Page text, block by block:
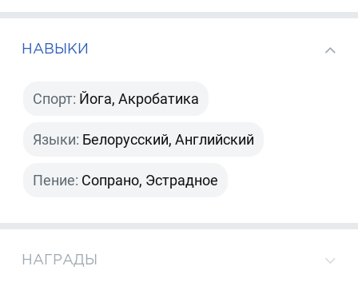
НАВЫКИ
Спорт: Йога, Акробатика
Языки: Белорусский, Английский
Пение: Сопрано, Эстрадное
НАГРАДЫ